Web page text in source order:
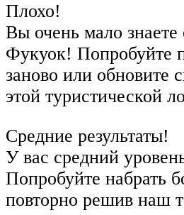
Плохо!
Вы очень мало знаете
Фукуок! Попробуйте
заново или обновите
этой туристической
Средние результаты!
У вас средний
Попробуйте набрать
повторно решив наш